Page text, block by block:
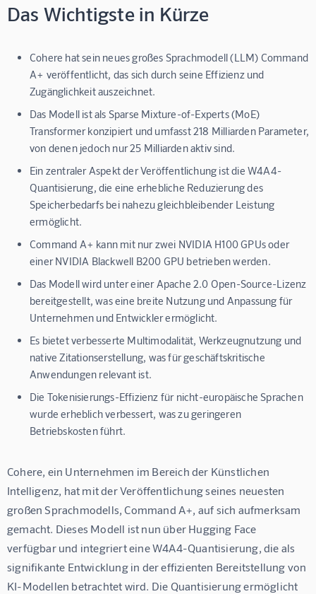
Das Wichtigste in Kürze
Cohere hat sein neues großes Sprachmodell (LLM) Command
A+ veröffentlicht, das sich durch seine Effizienz und
Zugänglichkeit auszeichnet.
Das Modell ist als Sparse Mixture-of-Experts (MoE)
Transformer konzipiert und umfasst 218 Milliarden Parameter,
von denen jedoch nur 25 Milliarden aktiv sind.
Ein zentraler Aspekt der Veröffentlichung ist die W4A4-
Quantisierung, die eine erhebliche Reduzierung des
Speicherbedarfs bei nahezu gleichbleibender Leistung
ermöglicht.
Command A+ kann mit nur zwei NVIDIA H100 GPUs oder
einer NVIDIA Blackwell B200 GPU betrieben werden.
Das Modell wird unter einer Apache 2.0 Open-Source-Lizenz
bereitgestellt, was eine breite Nutzung und Anpassung für
Unternehmen und Entwickler ermöglicht.
Es bietet verbesserte Multimodalität, Werkzeugnutzung und
native Zitationserstellung, was für geschäftskritische
Anwendungen relevant ist.
Die Tokenisierungs-Effizienz für nicht-europäische Sprachen
wurde erheblich verbessert, was zu geringeren
Betriebskosten führt.
Cohere, ein Unternehmen im Bereich der Künstlichen
Intelligenz, hat mit der Veröffentlichung seines neuesten
großen Sprachmodells, Command A+ , auf sich aufmerksam
gemacht. Dieses Modell ist nun über Hugging Face
verfügbar und integriert eine W4A4-Quantisierung, die als
signifikante Entwicklung in der effizienten Bereitstellung von
KI-Modellen betrachtet wird. Die Quantisierung ermöglicht